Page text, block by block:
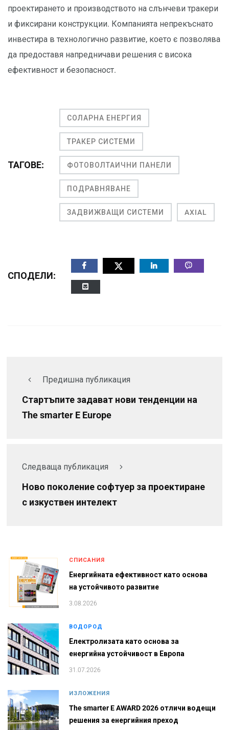
проектирането и производството на слънчеви тракери
и фиксирани конструкции. Компанията непрекъснато
инвестира в технологично развитие, което є позволява
да предоставя напредничави решения с висока
ефективност и безопасност.
ТАГОВЕ:
СОЛАРНА ЕНЕРГИЯ
ТРАКЕР СИСТЕМИ
ФОТОВОЛТАИЧНИ ПАНЕЛИ
ПОДРАВНЯВАНЕ
ЗАДВИЖВАЩИ СИСТЕМИ AXIAL
СПОДЕЛИ:
Предишна публикация
Стартъпите задават нови тенденции на
The smarter E Europe
Следваща публикация
Ново поколение софтуер за проектиране
с изкуствен интелект
СПИСАНИЯ
Енергийната ефективност като основа
на устойчивото развитие
3.08.2026
ВОДОРОД
Електролизата като основа за
енергийна устойчивост в Европа
31.07.2026
ИЗЛОЖЕНИЯ
The smarter E AWARD 2026 отличи водещи
решения за енергийния преход